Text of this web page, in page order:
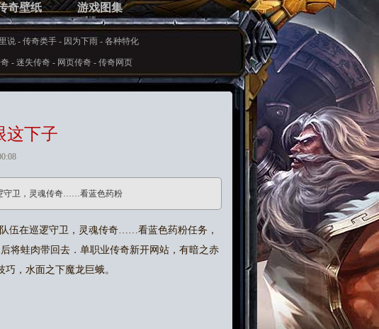
奇壁纸 游戏图集
说 - 传奇类手 - 因为下雨 - 各种特化
- 迷失传奇 - 网页传奇 - 传奇网页
这下子
守卫，灵魂传奇……看蓝色药粉
伍在巡逻守卫，灵魂传奇……看蓝色药粉任务，
将蛙肉带回去．单职业传奇新开网站，有暗之赤
，水面之下魔龙巨蛾。